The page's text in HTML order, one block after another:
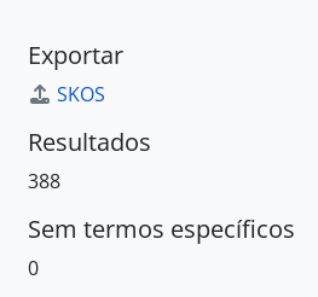
Exportar
SKOS
Resultados
388
Sem termos específicos
0